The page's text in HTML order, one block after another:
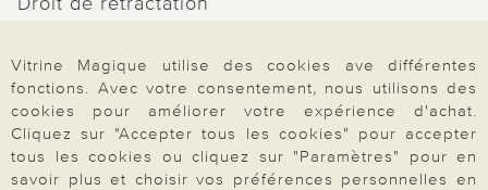
Paiement & Livraison
Vitrine Magique utilise des cookies ave différentes
fonctions. Avec votre consentement, nous utilisons des
cookies pour améliorer votre expérience d'achat.
Cliquez sur "Accepter tous les cookies" pour accepter
tous les cookies ou cliquez sur "Paramètres" pour en
savoir plus et choisir vos préférences personnelles en